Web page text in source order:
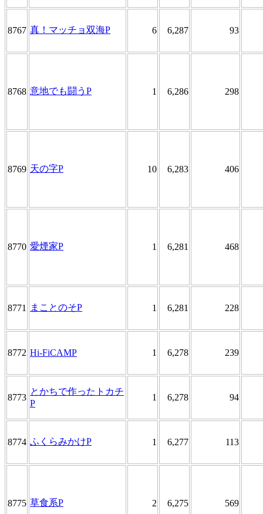
8767 真！マッチョ双海P 6 6,287 93
8768 意地でも闘うP 1 6,286 298
8769 天の字P 10 6,283 406
8770 愛煙家P 1 6,281 468
8771 まことのそP 1 6,281 228
8772 Hi-FiCAMP 1 6,278 239
8773
とかちで作ったトカチ
P
1 6,278 94
8774 ふくらみかけP 1 6,277 113
8775 草食系P 2 6,275 569